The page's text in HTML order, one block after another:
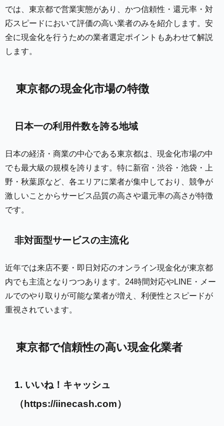
では、東京都で営業実態があり、かつ信頼性・還元率・対
応スピードにおいて評価の高い業者のみを紹介します。安
全に現金化を行うための業者選定ポイントもあわせて解説
します。
東京都の現金化市場の特徴
日本一の利用件数を誇る地域
日本の経済・商業の中心である東京都は、現金化市場の中
でも最大級の規模を誇ります。特に新宿・渋谷・池袋・上
野・秋葉原など、各エリアに業者が集中しており、競争が
激しいことからサービス品質の高さや還元率の高さが特徴
です。
非対面型サービスの主流化
近年では来店不要・即日対応のオンライン現金化が東京都
内でも主流となりつつあります。24時間対応やLINE・メー
ルでのやり取りが可能な業者が増え、利便性とスピードが
重視されています。
東京都で信頼性の高い現金化業者
1. いいね！キャッシュ
（https://iinecash.com）